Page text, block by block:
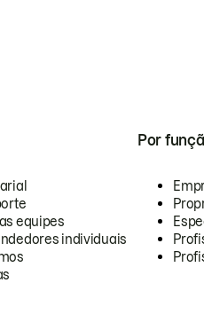
equipes
individuais
Por